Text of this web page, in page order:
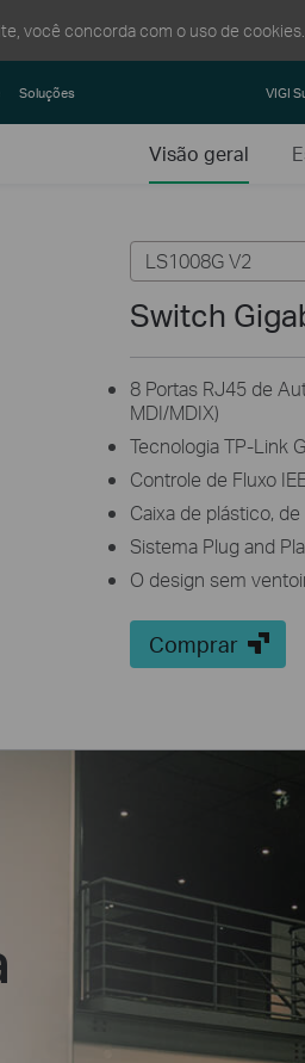
você concorda com o uso de cookies.
Soluções VIGI
Visão geral
LS1008G V2
Switch
8 Portas RJ45 de
MDI/MDIX)
Tecnologia TP-Link
Controle de Fluxo
Caixa de plástico,
Sistema Plug and
O design sem
Comprar